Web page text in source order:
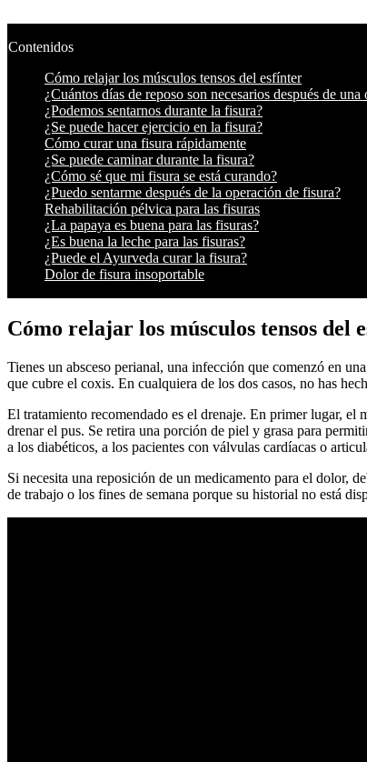
Contenidos
Cómo relajar los músculos tensos del esfínter
¿Cuántos días de reposo son necesarios después de
¿Podemos sentarnos durante la fisura?
¿Se puede hacer ejercicio en la fisura?
Cómo curar una fisura rápidamente
¿Se puede caminar durante la fisura?
¿Cómo sé que mi fisura se está curando?
¿Puedo sentarme después de la operación de fisura?
Rehabilitación pélvica para las fisuras
¿La papaya es buena para las fisuras?
¿Es buena la leche para las fisuras?
¿Puede el Ayurveda curar la fisura?
Dolor de fisura insoportable
Cómo relajar los músculos tensos del
Tienes un absceso perianal, una infección que comenzó en
que cubre el coxis. En cualquiera de los dos casos, no has
El tratamiento recomendado es el drenaje. En primer lugar, el
drenar el pus. Se retira una porción de piel y grasa para
a los diabéticos, a los pacientes con válvulas cardíacas o
Si necesita una reposición de un medicamento para el dolor,
de trabajo o los fines de semana porque su historial no está